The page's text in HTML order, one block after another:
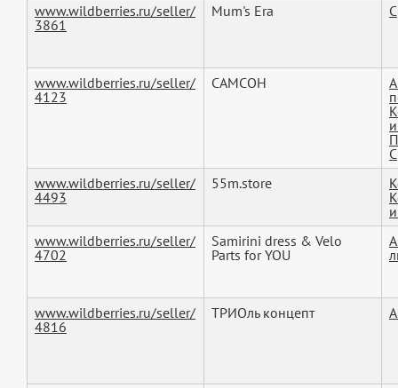
www.wildberries.ru/seller/
3861
Mum's Era
www.wildberries.ru/seller/
4123
САМСОН
www.wildberries.ru/seller/
4493
55m.store
www.wildberries.ru/seller/
4702
Samirini dress & Velo
Parts for YOU
www.wildberries.ru/seller/
4816
ТРИОль концепт